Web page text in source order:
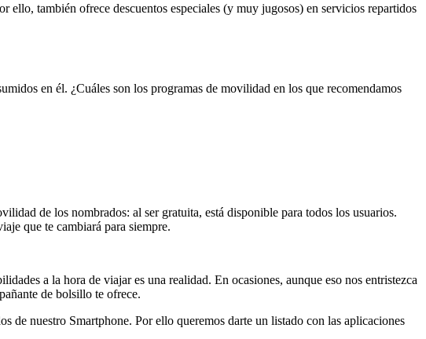
también ofrece descuentos especiales (y muy jugosos) en servicios repartidos
en él. ¿Cuáles son los programas de movilidad en los que recomendamos
de los nombrados: al ser gratuita, está disponible para todos los usuarios.
que te cambiará para siempre.
a la hora de viajar es una realidad. En ocasiones, aunque eso nos entristezca
de bolsillo te ofrece.
nuestro Smartphone. Por ello queremos darte un listado con las aplicaciones